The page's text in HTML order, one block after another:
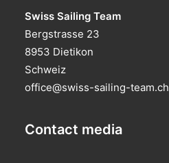
Swiss Sailing Team
Bergstrasse 23
8953 Dietikon
Schweiz
office@swiss-sailing-team.ch
Contact media